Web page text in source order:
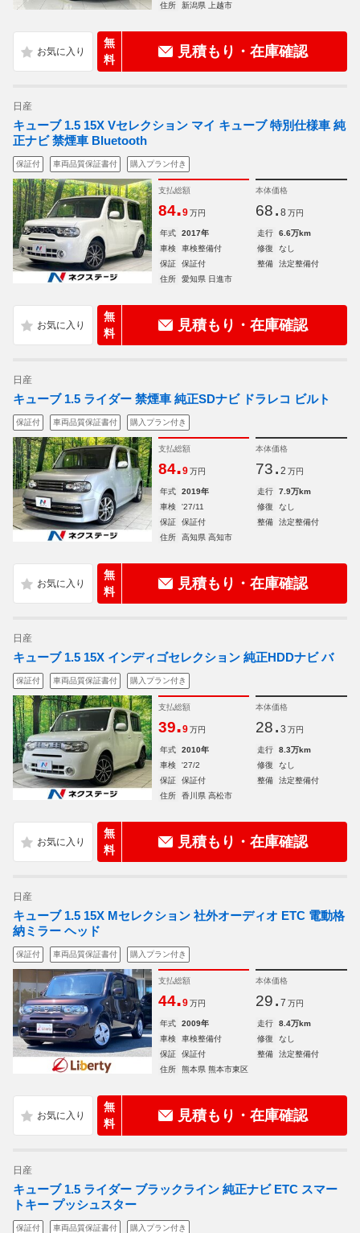
住所
新潟県 上越市
無
料
見積もり・在庫確認
日産
キューブ 1.5 15X Vセレクション マイ キューブ 特別仕様車 純
正ナビ 禁煙車 Bluetooth
保証付 車両品質保証書付 購入プラン付き
支払総額
84.9 万円
本体価格
68. 8 万円
年式 2017年 走行
6.6万km
車検
車検整備付 修復
なし
保証
保証付 整備
法定整備付
住所
愛知県 日進市
無
料
見積もり・在庫確認
日産
キューブ 1.5 ライダー 禁煙車 純正SDナビ ドラレコ ビルト
保証付 車両品質保証書付 購入プラン付き
支払総額
84.9 万円
本体価格
73. 2 万円
年式 2019年 走行
7.9万km
車検
'27/11 修復
なし
保証
保証付 整備
法定整備付
住所
高知県 高知市
無
料
見積もり・在庫確認
日産
キューブ 1.5 15X インディゴセレクション 純正HDDナビ バ
保証付 車両品質保証書付 購入プラン付き
支払総額
39.9 万円
本体価格
28. 3 万円
年式 2010年 走行
8.3万km
車検
'27/2 修復
なし
保証
保証付 整備
法定整備付
住所
香川県 高松市
無
料
見積もり・在庫確認
日産
キューブ 1.5 15X Mセレクション 社外オーディオ ETC 電動格
納ミラー ヘッド
保証付 車両品質保証書付 購入プラン付き
支払総額
44.9 万円
本体価格
29. 7 万円
年式 2009年 走行
8.4万km
車検
車検整備付 修復
なし
保証
保証付 整備
法定整備付
住所
熊本県 熊本市東区
無
料
見積もり・在庫確認
日産
キューブ 1.5 ライダー ブラックライン 純正ナビ ETC スマー
トキー プッシュスター
保証付 車両品質保証書付 購入プラン付き